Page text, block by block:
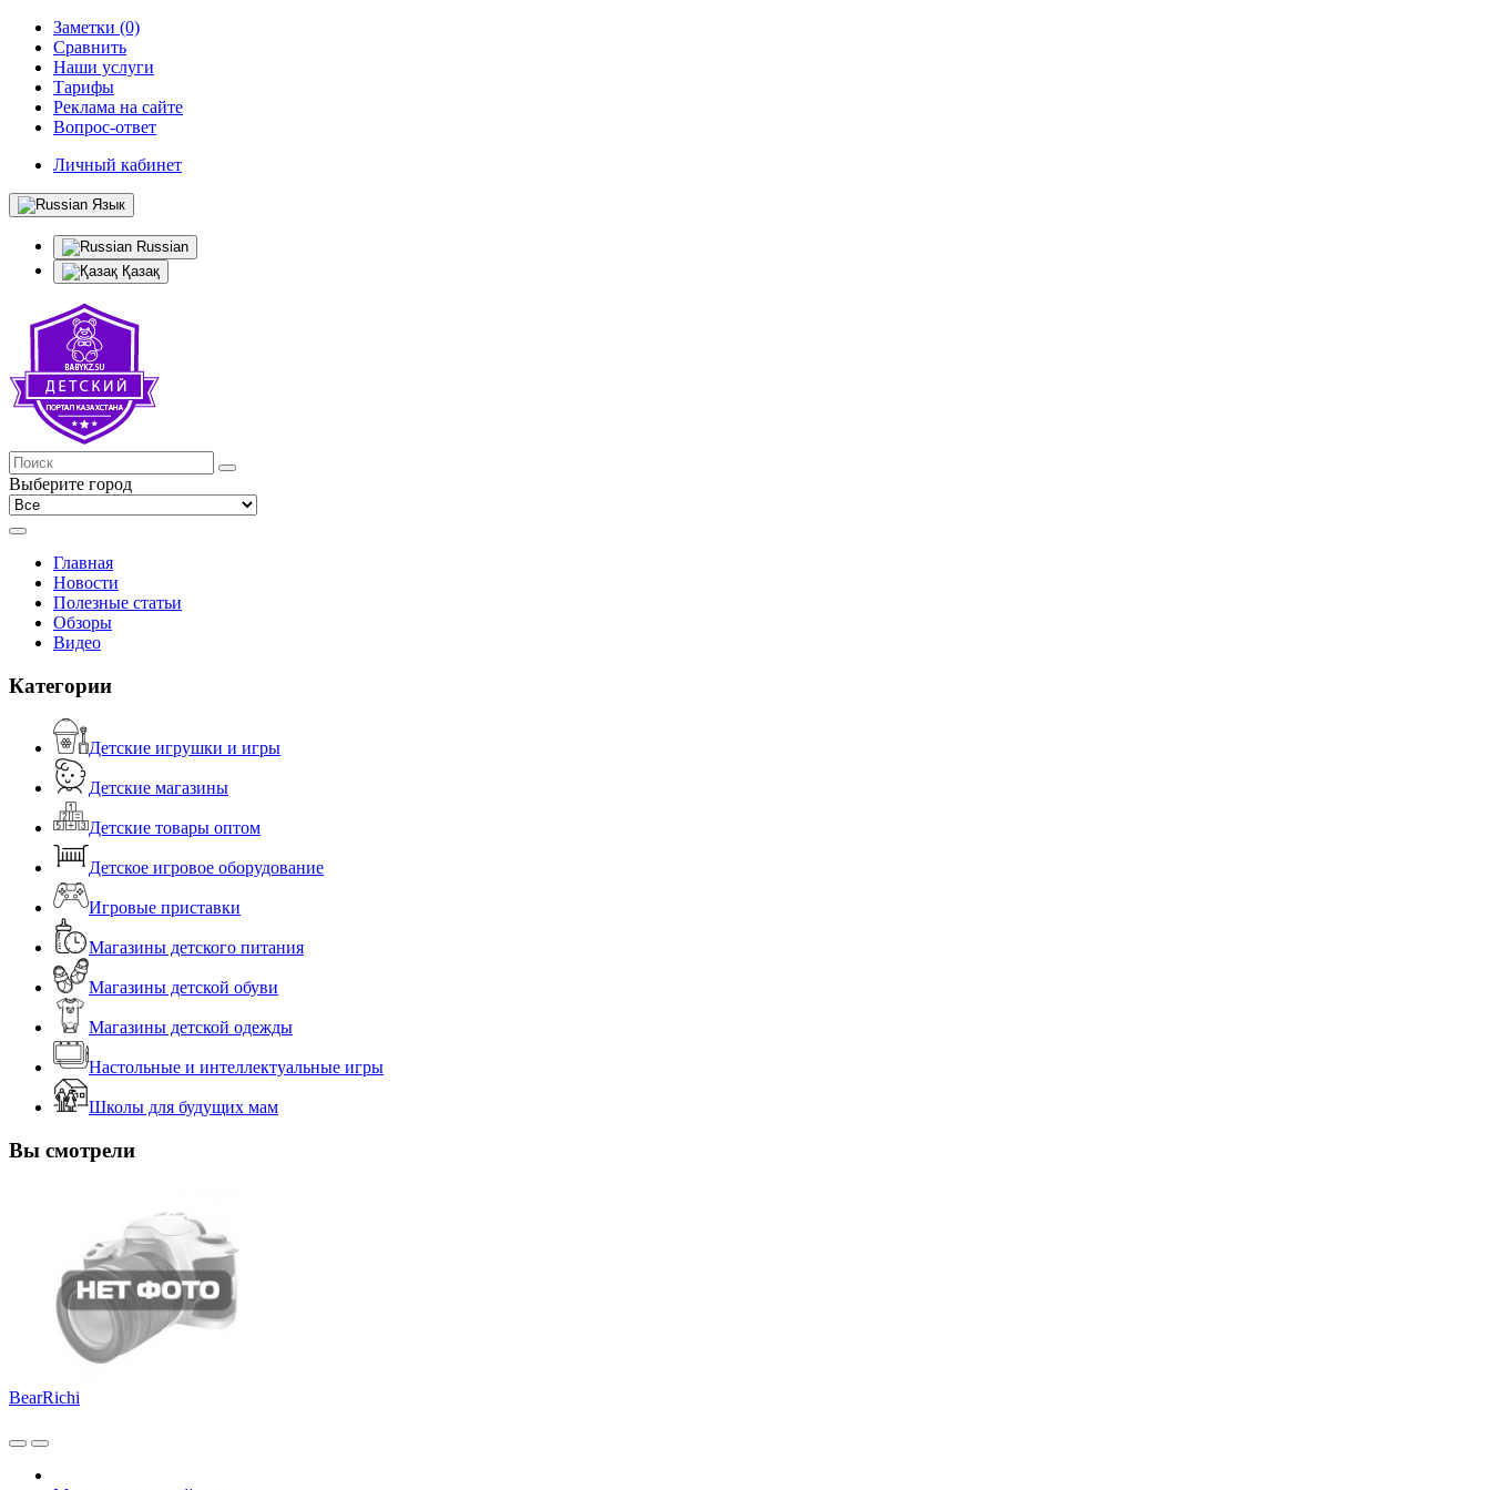
Заметки (0)
Сравнить
Наши услуги
Тарифы
Реклама на сайте
Вопрос-ответ
Личный кабинет
Язык
Russian
Қазақ
Выберите город
Главная
Новости
Полезные статьи
Обзоры
Видео
Категории
Детские игрушки и игры
Детские магазины
Детские товары оптом
Детское игровое оборудование
Игровые приставки
Магазины детского питания
Магазины детской обуви
Магазины детской одежды
Настольные и интеллектуальные игры
Школы для будущих мам
Вы смотрели
BearRichi